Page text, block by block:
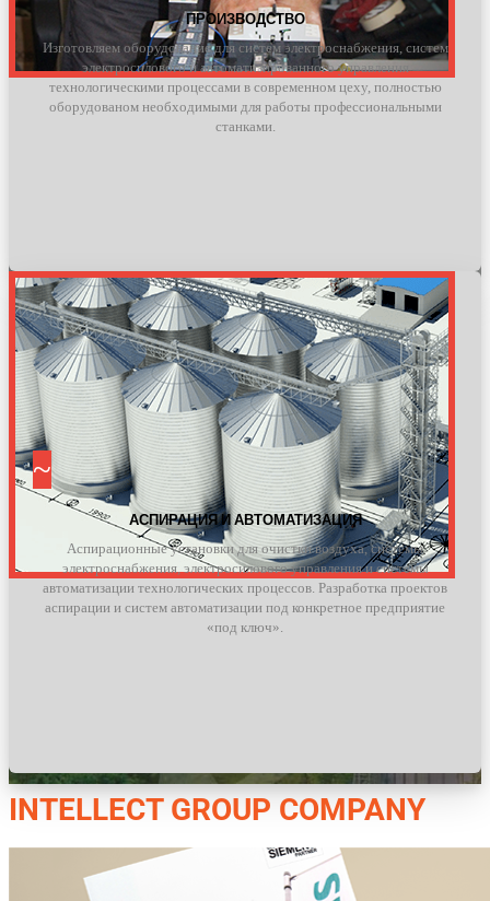
ПРОИЗВОДСТВО
Изготовляем оборудование для систем электроснабжения, систем
электросилового и автоматизированного управления
технологическими процессами в современном цеху, полностью
оборудованом необходимыми для работы профессиональными
станками.
~
АСПИРАЦИЯ И АВТОМАТИЗАЦИЯ
Аспирационные установки для очистки воздуха, системы
электроснабжения, электросилового управления и системы
автоматизации технологических процессов. Разработка проектов
аспирации и систем автоматизации под конкретное предприятие
«под ключ».
INTELLECT GROUP COMPANY